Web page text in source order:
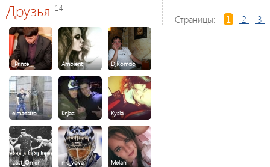
Друзья 14
_Prince__ Ambient DjRomcio
elmaestro Knjaz Kysia
Last_Omen mc_vova Melani
Страницы: 1 2 3